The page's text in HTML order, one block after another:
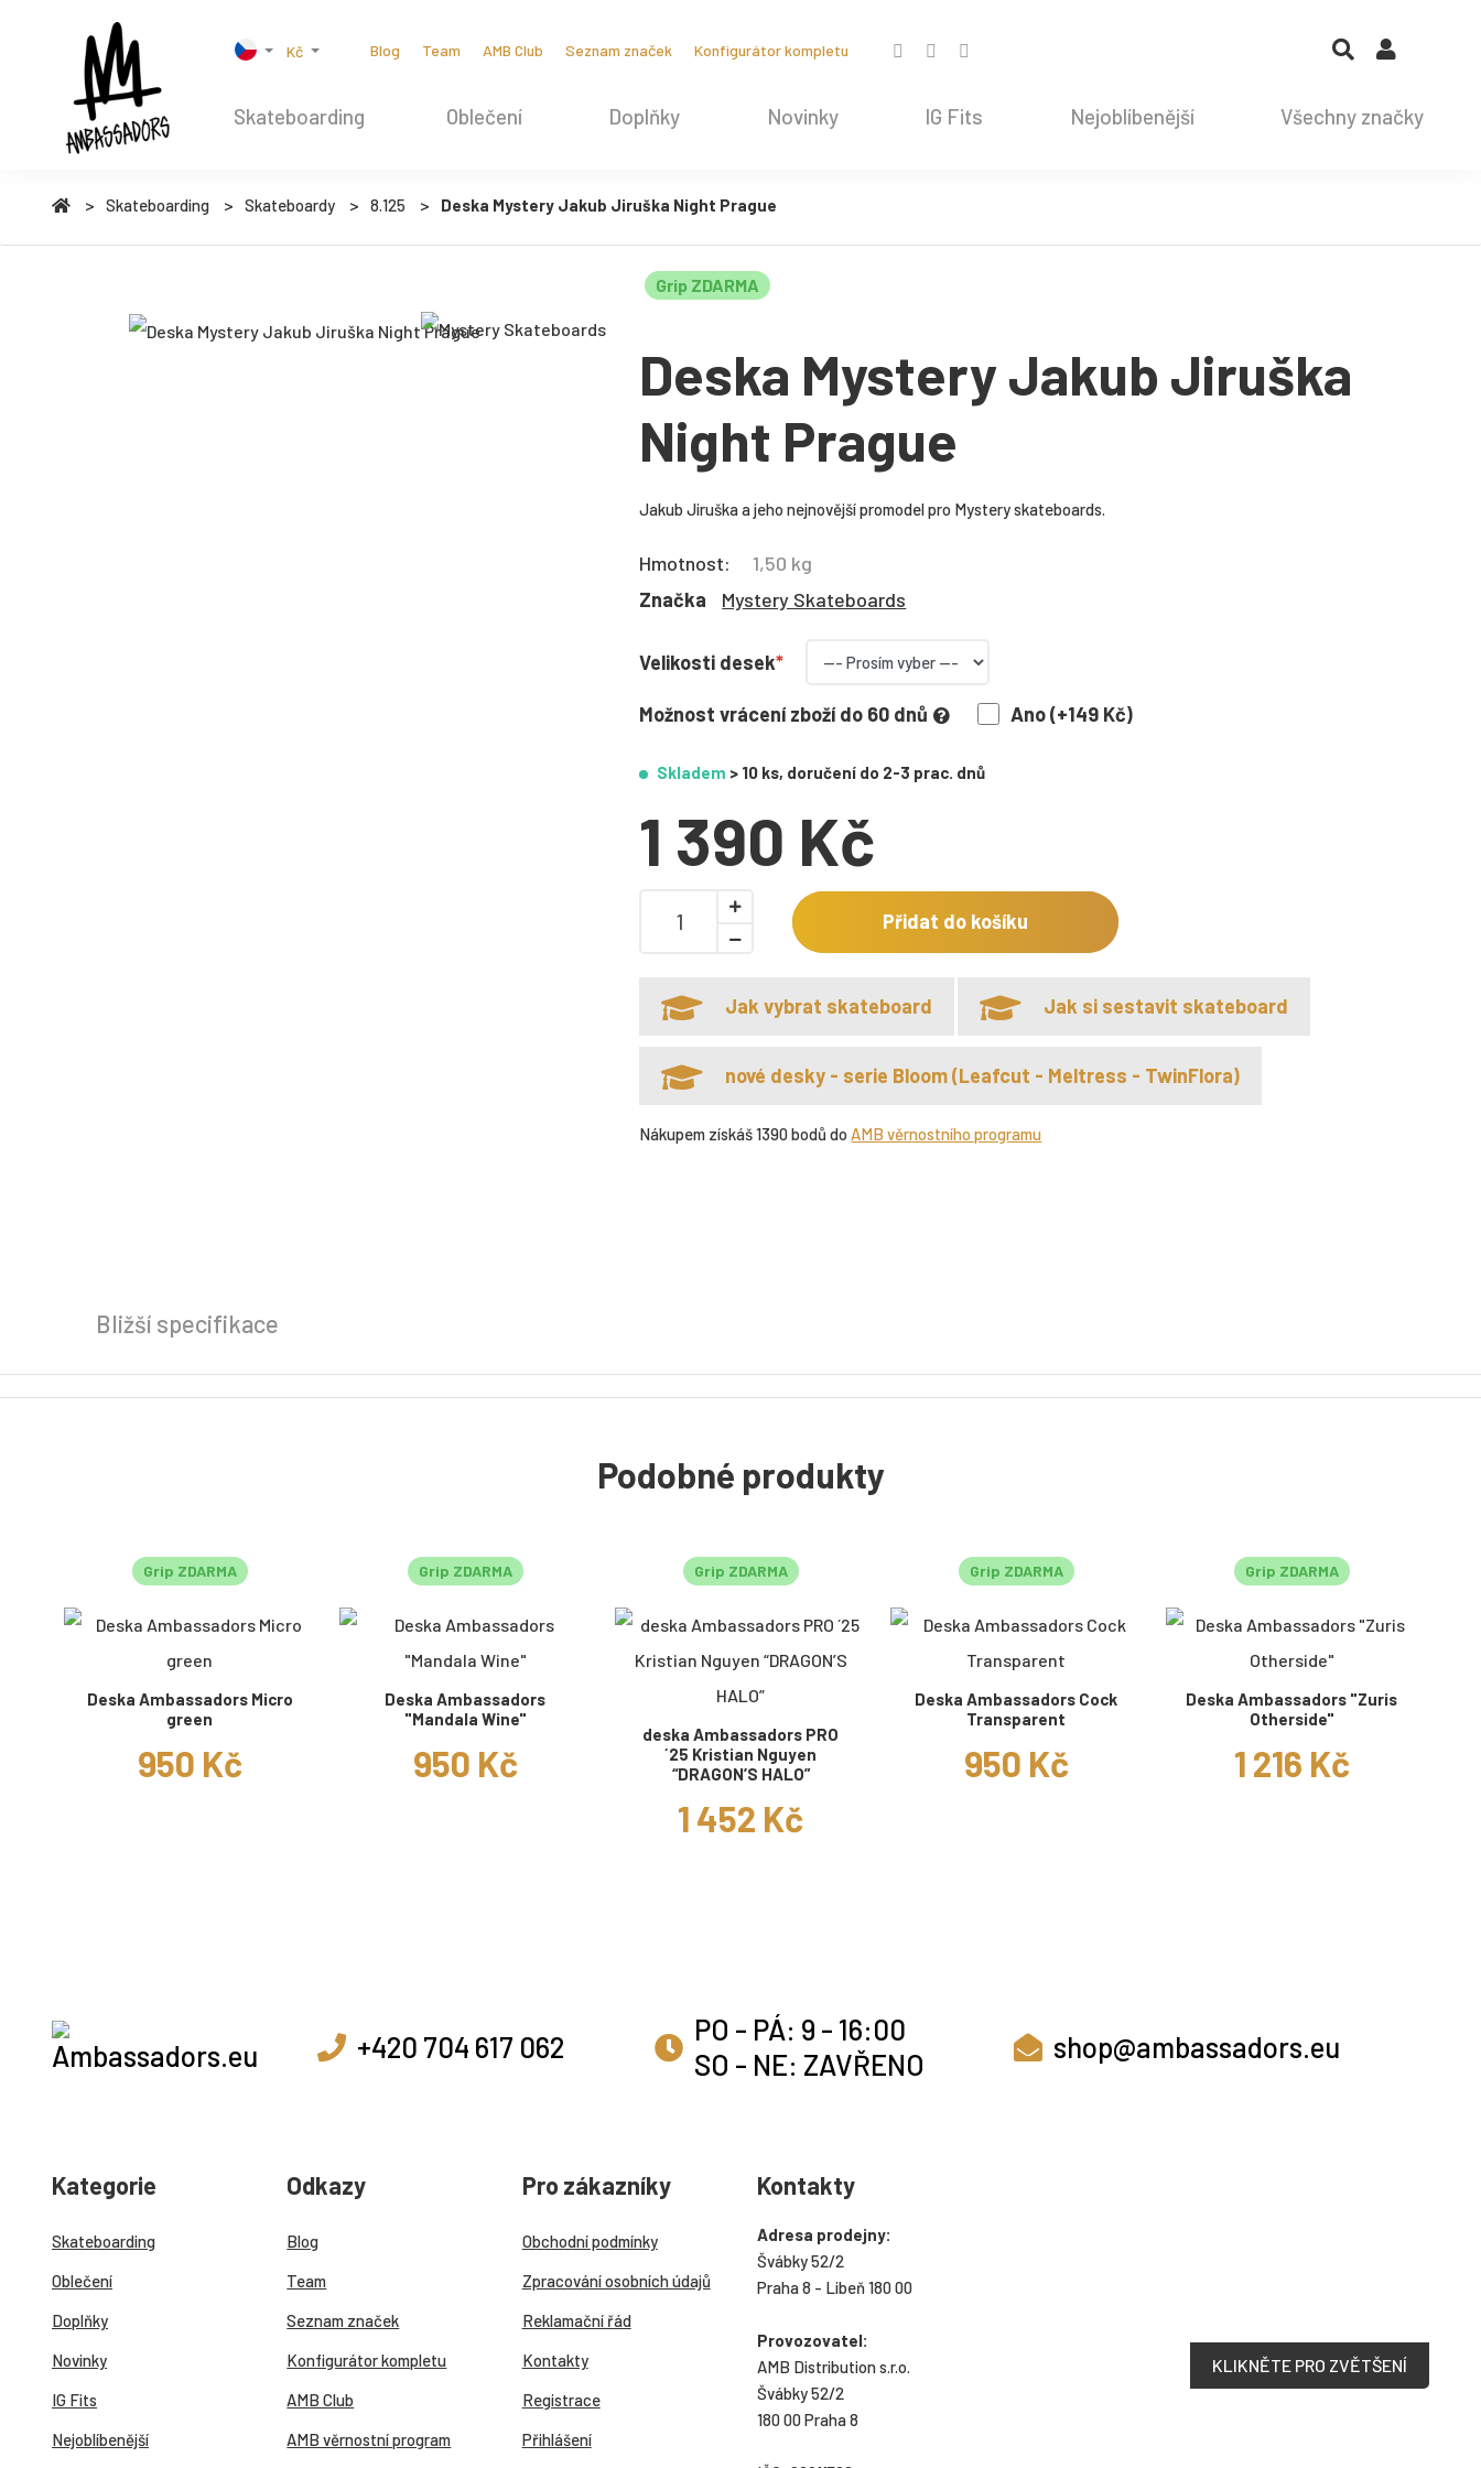
Kč Blog Team AMB Club Seznam značek Konfigurátor kompletu
Skateboarding Oblečení Doplňky Novinky IG Fits Nejoblíbenější Všechny značky
Skateboarding Skateboardy 8.125 Deska Mystery Jakub Jiruška Night Prague
Grip ZDARMA
Deska Mystery Jakub Jiruška
Night Prague
Jakub Jiruška a jeho nejnovější promodel pro Mystery skateboards.
Hmotnost:
1,50 kg
Značka
Mystery Skateboards
Velikosti desek
Možnost vrácení zboží do 60 dnů Ano (+149 Kč)
Skladem > 10 ks, doručení do 2-3 prac. dnů
1 390 Kč
Přidat do košíku
Jak vybrat skateboard Jak si sestavit skateboard
nové desky - serie Bloom (Leafcut - Meltress - TwinFlora)
Nákupem získáš 1390 bodů do AMB věrnostního programu
Bližší specifikace
Podobné produkty
Grip ZDARMA
Deska Ambassadors Micro
green
950 Kč
Grip ZDARMA
Deska Ambassadors
"Mandala Wine"
950 Kč
Grip ZDARMA
deska Ambassadors PRO
´25 Kristian Nguyen
“DRAGON’S HALO”
1 452 Kč
Grip ZDARMA
Deska Ambassadors Cock
Transparent
950 Kč
Grip ZDARMA
Deska Ambassadors "Zuris
Otherside"
1 216 Kč
+420 704 617 062
PO - PÁ: 9 - 16:00
SO - NE: ZAVŘENO
shop@ambassadors.eu
Kategorie
Skateboarding
Oblečení
Doplňky
Novinky
IG Fits
Nejoblíbenější
Odkazy
Blog
Team
Seznam značek
Konfigurátor kompletu
AMB Club
AMB věrnostní program
Pro zákazníky
Obchodní podmínky
Zpracování osobních údajů
Reklamační řád
Kontakty
Registrace
Přihlášení
Kontakty
Adresa prodejny:
Švábky 52/2
Praha 8 - Libeň 180 00
Provozovatel:
AMB Distribution s.r.o.
Švábky 52/2
180 00 Praha 8
KLIKNĚTE PRO ZVĚTŠENÍ